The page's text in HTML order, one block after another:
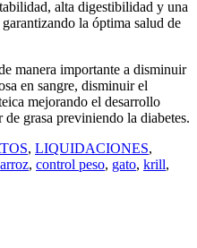
alta digestibilidad y una
la óptima salud de
manera importante a disminuir
en sangre, disminuir el
mejorando el desarrollo
grasa previniendo la diabetes.
, LIQUIDACIONES,
arroz, control peso, gato, krill,